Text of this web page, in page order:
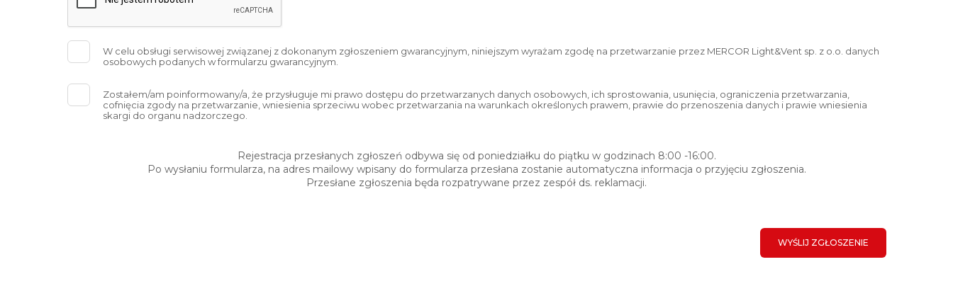
W celu obsługi serwisowej związanej z dokonanym zgłoszeniem gwarancyjnym, niniejszym wyrażam zgodę na przetwarzanie przez MERCOR Light&Vent sp. z o.o. danych
osobowych podanych w formularzu gwarancyjnym.
Zostałem/am poinformowany/a, że przysługuje mi prawo dostępu do przetwarzanych danych osobowych, ich sprostowania, usunięcia, ograniczenia przetwarzania,
cofnięcia zgody na przetwarzanie, wniesienia sprzeciwu wobec przetwarzania na warunkach określonych prawem, prawie do przenoszenia danych i prawie wniesienia
skargi do organu nadzorczego.
Rejestracja przesłanych zgłoszeń odbywa się od poniedziałku do piątku w godzinach 8:00 -16:00.
Po wysłaniu formularza, na adres mailowy wpisany do formularza przesłana zostanie automatyczna informacja o przyjęciu zgłoszenia.
Przesłane zgłoszenia będa rozpatrywane przez zespół ds. reklamacji.
WYŚLIJ ZGŁOSZENIE